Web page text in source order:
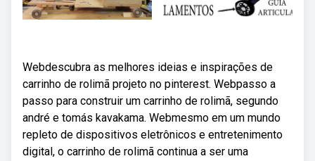
Webdescubra as melhores ideias e inspirações de
carrinho de rolimã projeto no pinterest. Webpasso a
passo para construir um carrinho de rolimã, segundo
andré e tomás kavakama. Webmesmo em um mundo
repleto de dispositivos eletrônicos e entretenimento
digital, o carrinho de rolimã continua a ser uma